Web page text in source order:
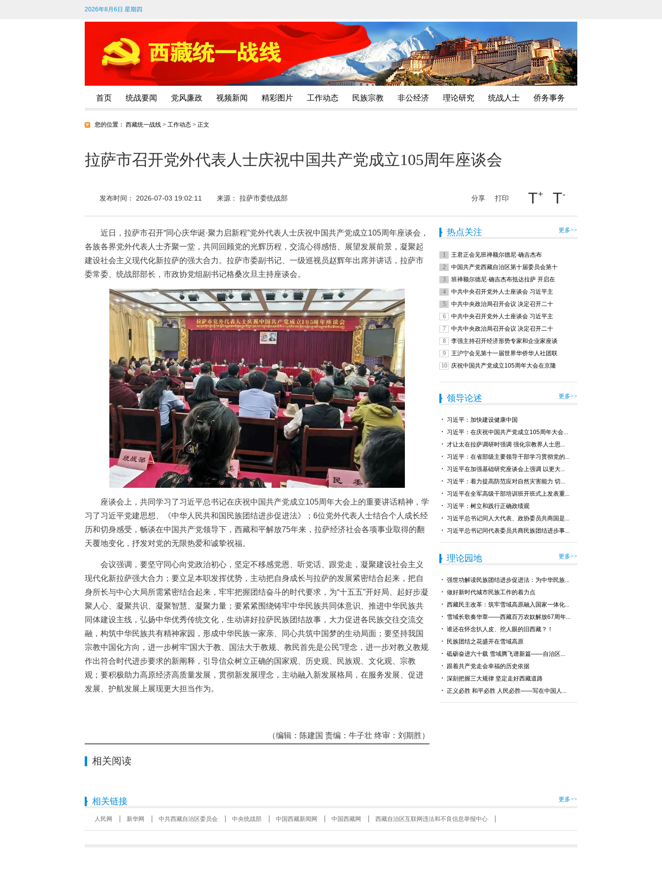
2026年8月6日 星期四
首页 统战要闻 党风廉政 视频新闻 精彩图片 工作动态 民族宗教 非公经济 理论研究 统战人士 侨务事务
您的位置： 西藏统一战线 > 工作动态 > 正文
拉萨市召开党外代表人士庆祝中国共产党成立105周年座谈会
发布时间： 2026-07-03 19:02:11 来源： 拉萨市委统战部 分享 打印 T+ T-
近日，拉萨市召开“同心庆华诞·聚力启新程”党外代表人士庆祝中国共产党成立105周年座谈会，
各族各界党外代表人士齐聚一堂，共同回顾党的光辉历程，交流心得感悟、展望发展前景，凝聚起
建设社会主义现代化新拉萨的强大合力。拉萨市委副书记、一级巡视员赵辉年出席并讲话，拉萨市
委常委、统战部部长，市政协党组副书记格桑次旦主持座谈会。
座谈会上，共同学习了习近平总书记在庆祝中国共产党成立105周年大会上的重要讲话精神，学
习了习近平党建思想、《中华人民共和国民族团结进步促进法》；6位党外代表人士结合个人成长经
历和切身感受，畅谈在中国共产党领导下，西藏和平解放75年来，拉萨经济社会各项事业取得的翻
天覆地变化，抒发对党的无限热爱和诚挚祝福。
会议强调，要坚守同心向党政治初心，坚定不移感党恩、听党话、跟党走，凝聚建设社会主义
现代化新拉萨强大合力；要立足本职发挥优势，主动把自身成长与拉萨的发展紧密结合起来，把自
身所长与中心大局所需紧密结合起来，牢牢把握团结奋斗的时代要求，为“十五五”开好局、起好步凝
聚人心、凝聚共识、凝聚智慧、凝聚力量；要紧紧围绕铸牢中华民族共同体意识、推进中华民族共
同体建设主线，弘扬中华优秀传统文化，生动讲好拉萨民族团结故事，大力促进各民族交往交流交
融，构筑中华民族共有精神家园，形成中华民族一家亲、同心共筑中国梦的生动局面；要坚持我国
宗教中国化方向，进一步树牢“国大于教、国法大于教规、教民首先是公民”理念，进一步对教义教规
作出符合时代进步要求的新阐释，引导信众树立正确的国家观、历史观、民族观、文化观、宗教
观；要积极助力高原经济高质量发展，贯彻新发展理念，主动融入新发展格局，在服务发展、促进
发展、护航发展上展现更大担当作为。
（编辑：陈建国 责编：牛子壮 终审：刘期胜）
相关阅读
热点关注 更多>>
1
王君正会见班禅额尔德尼·确吉杰布
2
中国共产党西藏自治区第十届委员会第十
3
班禅额尔德尼·确吉杰布抵达拉萨 开启在
4
中共中央召开党外人士座谈会 习近平主
5
中共中央政治局召开会议 决定召开二十
6
中共中央召开党外人士座谈会 习近平主
7
中共中央政治局召开会议 决定召开二十
8
李强主持召开经济形势专家和企业家座谈
9
王沪宁会见第十一届世界华侨华人社团联
10
庆祝中国共产党成立105周年大会在京隆
领导论述 更多>>
习近平：加快建设健康中国
习近平：在庆祝中国共产党成立105周年大会...
才让太在拉萨调研时强调 强化宗教界人士思...
习近平：在省部级主要领导干部学习贯彻党的...
习近平在加强基础研究座谈会上强调 以更大...
习近平：着力提高防范应对自然灾害能力 切...
习近平在全军高级干部培训班开班式上发表重...
习近平：树立和践行正确政绩观
习近平总书记同人大代表、政协委员共商国是...
习近平总书记同代表委员共商民族团结进步事...
理论园地 更多>>
强世功解读民族团结进步促进法：为中华民族...
做好新时代城市民族工作的着力点
西藏民主改革：筑牢雪域高原融入国家一体化...
雪域长歌奏华章——西藏百万农奴解放67周年...
谁还在怀念扒人皮、挖人眼的旧西藏？！
民族团结之花盛开在雪域高原
砥砺奋进六十载 雪域腾飞谱新篇——自治区...
跟着共产党走会幸福的历史依据
深刻把握三大规律 坚定走好西藏道路
正义必胜 和平必胜 人民必胜——写在中国人...
相关链接 更多>>
人民网 新华网 中共西藏自治区委员会 中央统战部 中国西藏新闻网 中国西藏网 西藏自治区互联网违法和不良信息举报中心